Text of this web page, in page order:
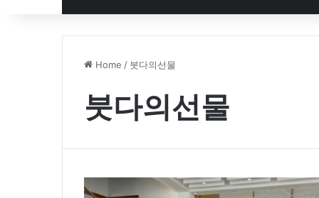
Home / 붓다의선물
붓다의선물